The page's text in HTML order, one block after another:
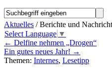
Aktuelles / Berichte und
Select Language ▼
← Delfine nehmen „Drogen“
Ein gutes neues Jahr! →
Themen: Internes, Lesetipp